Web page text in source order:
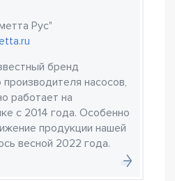
Рус"
бренд
производителя насосов,
работает на
с 2014 года. Особенно
продукции нашей
весной 2022 года.